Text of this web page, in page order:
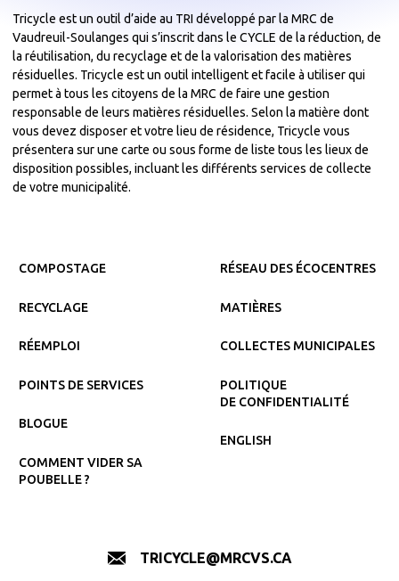
Tricycle est un outil d’aide au TRI développé par la MRC de
Vaudreuil-Soulanges qui s’inscrit dans le CYCLE de la réduction, de
la réutilisation, du recyclage et de la valorisation des matières
résiduelles. Tricycle est un outil intelligent et facile à utiliser qui
permet à tous les citoyens de la MRC de faire une gestion
responsable de leurs matières résiduelles. Selon la matière dont
vous devez disposer et votre lieu de résidence, Tricycle vous
présentera sur une carte ou sous forme de liste tous les lieux de
disposition possibles, incluant les différents services de collecte
de votre municipalité.
COMPOSTAGE
RECYCLAGE
RÉEMPLOI
POINTS DE SERVICES
BLOGUE
COMMENT VIDER SA
POUBELLE ?
RÉSEAU DES ÉCOCENTRES
MATIÈRES
COLLECTES MUNICIPALES
POLITIQUE
DE CONFIDENTIALITÉ
ENGLISH
TRICYCLE@MRCVS.CA